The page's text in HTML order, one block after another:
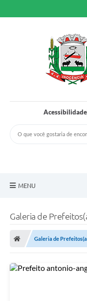
Acessibilidade
MENU
Transparência Pública
Notícias
Galeria de
Galeria de